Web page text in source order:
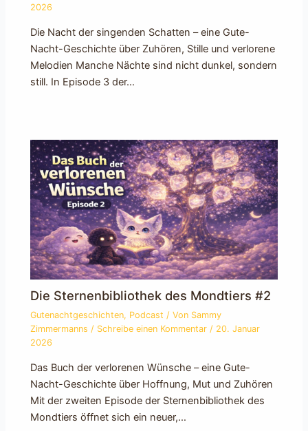
2026
Die Nacht der singenden Schatten – eine Gute-
Nacht-Geschichte über Zuhören, Stille und verlorene
Melodien Manche Nächte sind nicht dunkel, sondern
still. In Episode 3 der…
Die Sternenbibliothek des Mondtiers #2
Gutenachtgeschichten, Podcast / Von Sammy
Zimmermanns / Schreibe einen Kommentar / 20. Januar
2026
Das Buch der verlorenen Wünsche – eine Gute-
Nacht-Geschichte über Hoffnung, Mut und Zuhören
Mit der zweiten Episode der Sternenbibliothek des
Mondtiers öffnet sich ein neuer,…